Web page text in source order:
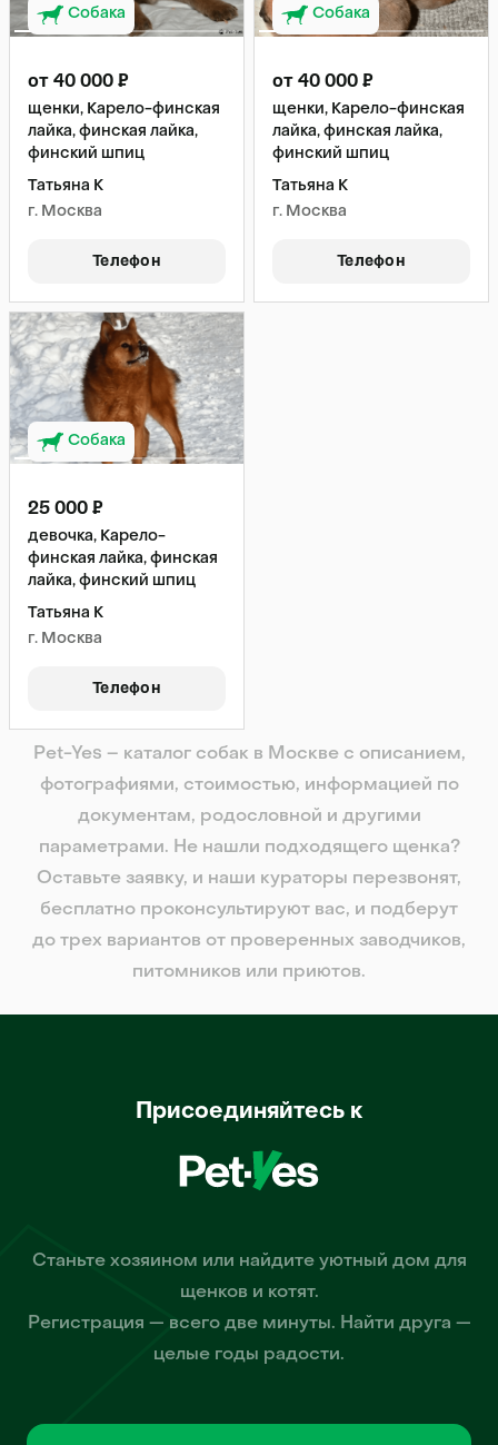
Собака
от 40 000 ₽
щенки, Карело-финская
лайка, финская лайка,
финский шпиц
Татьяна К
г. Москва
Телефон
Собака
от 40 000 ₽
щенки, Карело-финская
лайка, финская лайка,
финский шпиц
Татьяна К
г. Москва
Телефон
Собака
25 000 ₽
девочка, Карело-
финская лайка, финская
лайка, финский шпиц
Татьяна К
г. Москва
Телефон
Pet-Yes – каталог собак в Москве с описанием,
фотографиями, стоимостью, информацией по
документам, родословной и другими
параметрами. Не нашли подходящего щенка?
Оставьте заявку, и наши кураторы перезвонят,
бесплатно проконсультируют вас, и подберут
до трех вариантов от проверенных заводчиков,
питомников или приютов.
Присоединяйтесь к
Станьте хозяином или найдите уютный дом для
щенков и котят.
Регистрация — всего две минуты. Найти друга —
целые годы радости.